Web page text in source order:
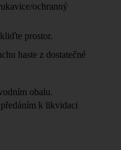
ochranný
prostor.
haste z dostatečné
obalu.
k likvidaci